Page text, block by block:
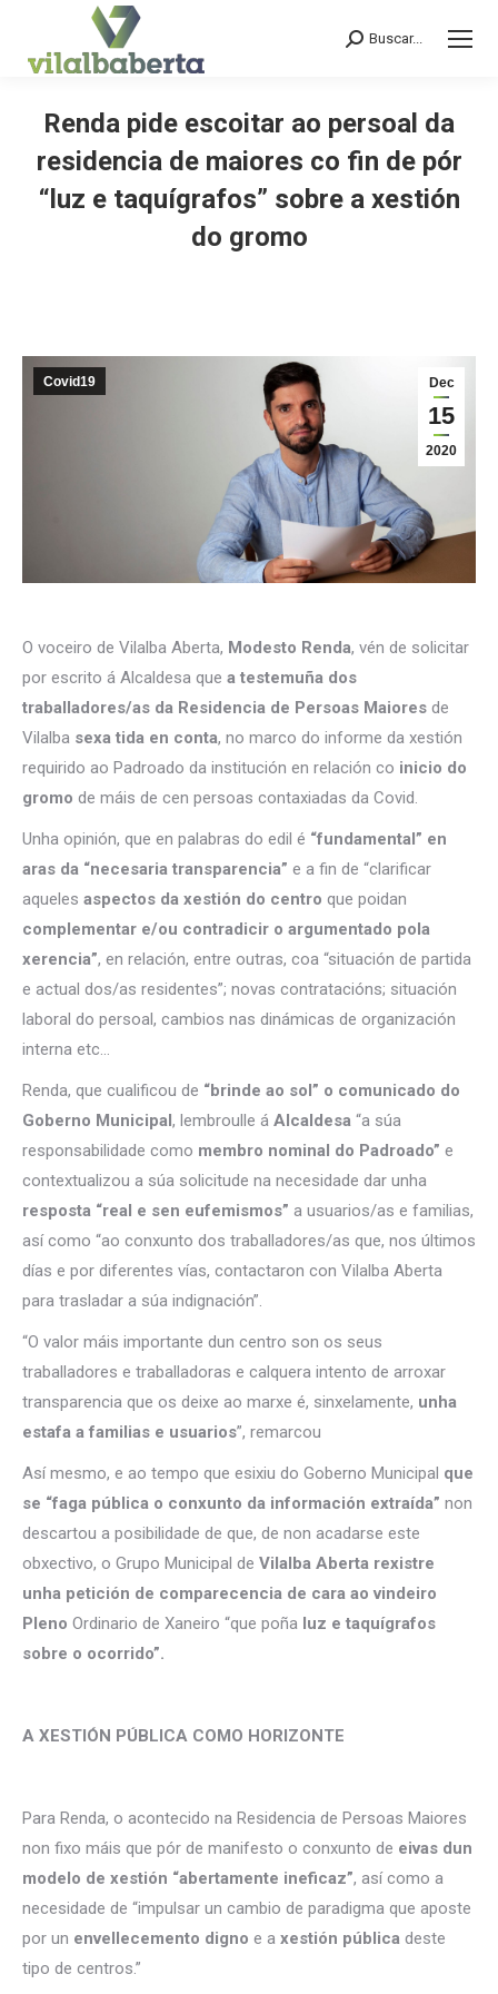
Search:
Buscar...
Renda pide escoitar ao persoal da
residencia de maiores co fin de pór
“luz e taquígrafos” sobre a xestión
do gromo
Dec
15
2020
Covid19
O voceiro de Vilalba Aberta, Modesto Renda, vén de solicitar
por escrito á Alcaldesa que a testemuña dos
traballadores/as da Residencia de Persoas Maiores de
Vilalba sexa tida en conta, no marco do informe da xestión
requirido ao Padroado da institución en relación co inicio do
gromo de máis de cen persoas contaxiadas da Covid.
Unha opinión, que en palabras do edil é “fundamental” en
aras da “necesaria transparencia” e a fin de “clarificar
aqueles aspectos da xestión do centro que poidan
complementar e/ou contradicir o argumentado pola
xerencia”, en relación, entre outras, coa “situación de partida
e actual dos/as residentes”; novas contratacións; situación
laboral do persoal, cambios nas dinámicas de organización
interna etc…
Renda, que cualificou de “brinde ao sol” o comunicado do
Goberno Municipal, lembroulle á Alcaldesa “a súa
responsabilidade como membro nominal do Padroado” e
contextualizou a súa solicitude na necesidade dar unha
resposta “real e sen eufemismos” a usuarios/as e familias,
así como “ao conxunto dos traballadores/as que, nos últimos
días e por diferentes vías, contactaron con Vilalba Aberta
para trasladar a súa indignación”.
“O valor máis importante dun centro son os seus
traballadores e traballadoras e calquera intento de arroxar
transparencia que os deixe ao marxe é, sinxelamente, unha
estafa a familias e usuarios”, remarcou
Así mesmo, e ao tempo que esixiu do Goberno Municipal que
se “faga pública o conxunto da información extraída” non
descartou a posibilidade de que, de non acadarse este
obxectivo, o Grupo Municipal de Vilalba Aberta rexistre
unha petición de comparecencia de cara ao vindeiro
Pleno Ordinario de Xaneiro “que poña luz e taquígrafos
sobre o ocorrido”.
A XESTIÓN PÚBLICA COMO HORIZONTE
Para Renda, o acontecido na Residencia de Persoas Maiores
non fixo máis que pór de manifesto o conxunto de eivas dun
modelo de xestión “abertamente ineficaz”, así como a
necesidade de “impulsar un cambio de paradigma que aposte
por un envellecemento digno e a xestión pública deste
tipo de centros.”